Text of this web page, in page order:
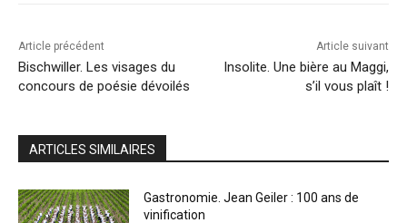
Article précédent
Bischwiller. Les visages du
concours de poésie dévoilés
Article suivant
Insolite. Une bière au Maggi,
s’il vous plaît !
ARTICLES SIMILAIRES
Gastronomie. Jean Geiler : 100 ans de
vinification